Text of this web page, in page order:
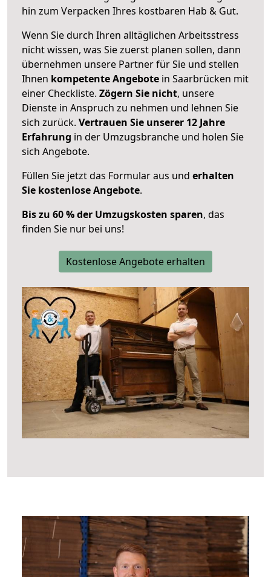
hin zum Verpacken Ihres kostbaren Hab & Gut.
Wenn Sie durch Ihren alltäglichen Arbeitsstress
nicht wissen, was Sie zuerst planen sollen, dann
übernehmen unsere Partner für Sie und stellen
Ihnen kompetente Angebote in Saarbrücken mit
einer Checkliste. Zögern Sie nicht, unsere
Dienste in Anspruch zu nehmen und lehnen Sie
sich zurück. Vertrauen Sie unserer 12 Jahre
Erfahrung in der Umzugsbranche und holen Sie
sich Angebote.
Füllen Sie jetzt das Formular aus und erhalten
Sie kostenlose Angebote.
Bis zu 60 % der Umzugskosten sparen, das
finden Sie nur bei uns!
Kostenlose Angebote erhalten